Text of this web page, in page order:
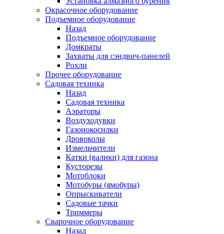
Окрасочное оборудование
Подъемное оборудование
Назад
Подъемное оборудование
Домкраты
Захваты для сэндвич-панелей
Рохли
Прочее оборудование
Садовая техника
Назад
Садовая техника
Аэраторы
Воздуходувки
Газонокосилки
Дровоколы
Измельчители
Катки (валики) для газона
Кусторезы
Мотоблоки
Мотобуры (ямобуры)
Опрыскиватели
Садовые тачки
Триммеры
Сварочное оборудование
Назад